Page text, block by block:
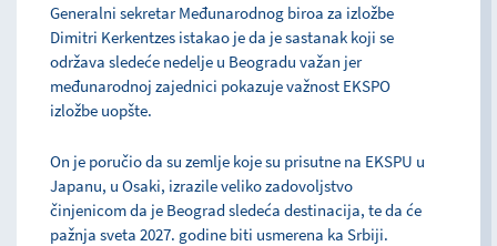
Generalni sekretar Međunarodnog biroa za izložbe
Dimitri Kerkentzes istakao je da je sastanak koji se
održava sledeće nedelje u Beogradu važan jer
međunarodnoj zajednici pokazuje važnost EKSPO
izložbe uopšte.
On je poručio da su zemlje koje su prisutne na EKSPU u
Japanu, u Osaki, izrazile veliko zadovoljstvo
činjenicom da je Beograd sledeća destinacija, te da će
pažnja sveta 2027. godine biti usmerena ka Srbiji.